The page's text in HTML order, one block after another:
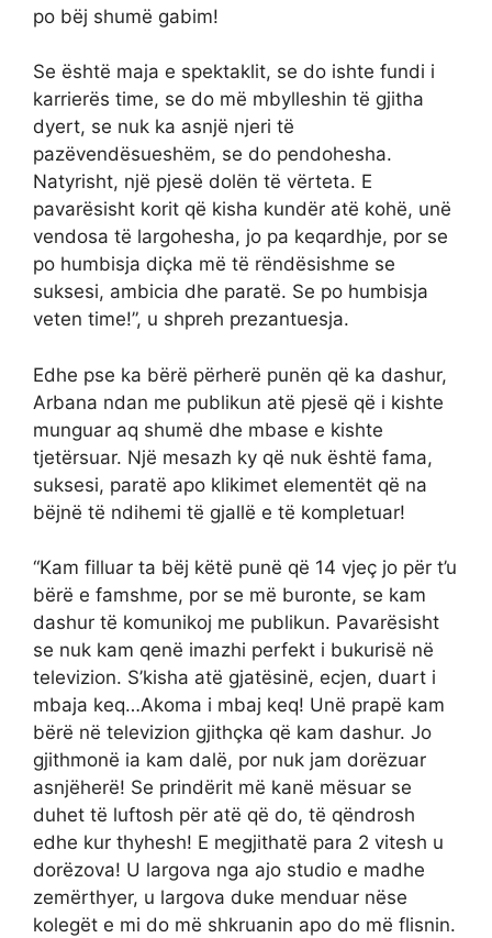
po bëj shumë gabim!
Se është maja e spektaklit, se do ishte fundi i
karrierës time, se do më mbylleshin të gjitha
dyert, se nuk ka asnjë njeri të
pazëvendësueshëm, se do pendohesha.
Natyrisht, një pjesë dolën të vërteta. E
pavarësisht korit që kisha kundër atë kohë, unë
vendosa të largohesha, jo pa keqardhje, por se
po humbisja diçka më të rëndësishme se
suksesi, ambicia dhe paratë. Se po humbisja
veten time!”, u shpreh prezantuesja.
Edhe pse ka bërë përherë punën që ka dashur,
Arbana ndan me publikun atë pjesë që i kishte
munguar aq shumë dhe mbase e kishte
tjetërsuar. Një mesazh ky që nuk është fama,
suksesi, paratë apo klikimet elementët që na
bëjnë të ndihemi të gjallë e të kompletuar!
“Kam filluar ta bëj këtë punë që 14 vjeç jo për t’u
bërë e famshme, por se më buronte, se kam
dashur të komunikoj me publikun. Pavarësisht
se nuk kam qenë imazhi perfekt i bukurisë në
televizion. S’kisha atë gjatësinë, ecjen, duart i
mbaja keq…Akoma i mbaj keq! Unë prapë kam
bërë në televizion gjithçka që kam dashur. Jo
gjithmonë ia kam dalë, por nuk jam dorëzuar
asnjëherë! Se prindërit më kanë mësuar se
duhet të luftosh për atë që do, të qëndrosh
edhe kur thyhesh! E megjithatë para 2 vitesh u
dorëzova! U largova nga ajo studio e madhe
zemërthyer, u largova duke menduar nëse
kolegët e mi do më shkruanin apo do më flisnin.